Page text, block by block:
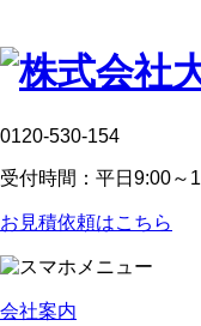
0120-530-154
受付時間：平日9:00～
お見積依頼はこちら
会社案内